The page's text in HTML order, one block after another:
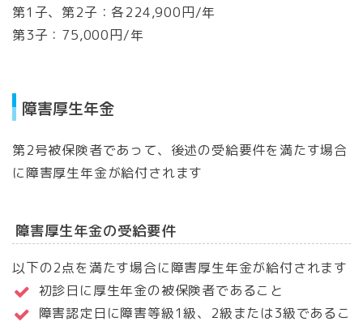
第1子、第2子：各224,900円/年
第3子：75,000円/年
障害厚生年金
第2号被保険者であって、後述の受給要件を満たす場合
に障害厚生年金が給付されます
障害厚生年金の受給要件
以下の2点を満たす場合に障害厚生年金が給付されます
初診日に厚生年金の被保険者であること
障害認定日に障害等級1級、2級または3級であるこ